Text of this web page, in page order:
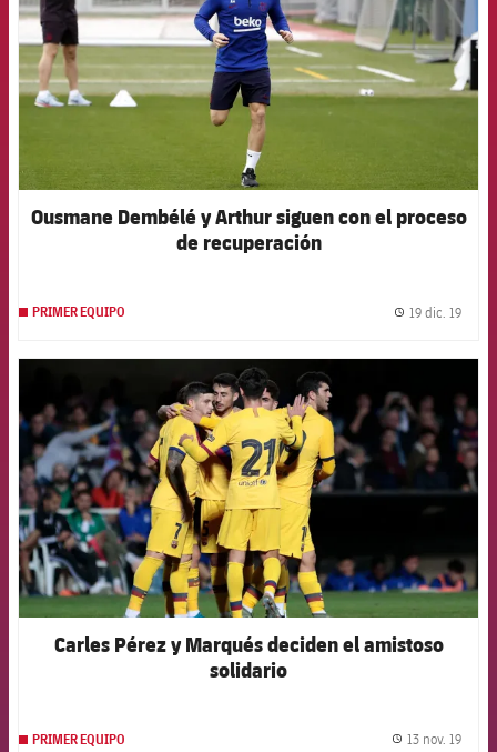
Ousmane Dembélé y Arthur siguen con el proceso
de recuperación
PRIMER EQUIPO 19 dic. 19
FCB Barcelona badge
Carles Pérez y Marqués deciden el amistoso
solidario
PRIMER EQUIPO 13 nov. 19